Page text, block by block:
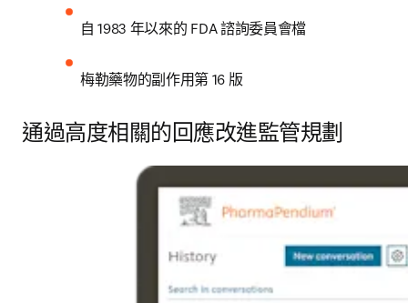
自 1983 年以來的 FDA 諮詢委員會檔
梅勒藥物的副作用第 16 版
通過高度相關的回應改進監管規劃